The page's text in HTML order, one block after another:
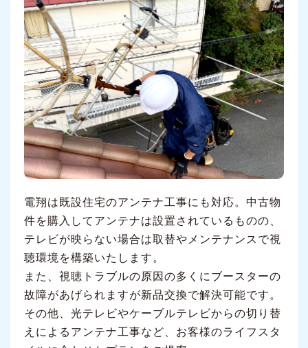
電翔は既設住宅のアンテナ工事にも対応。中古物
件を購入してアンテナは設置されているものの、
テレビが映らない場合は取替やメンテナンスで視
聴環境を構築いたします。
また、視聴トラブルの原因の多くにブースターの
故障があげられますが新品交換で解決可能です。
その他、光テレビやケーブルテレビからの切り替
えによるアンテナ工事など、お客様のライフスタ